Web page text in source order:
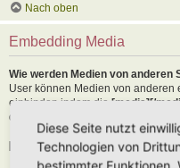
Nach oben
Embedding Media
Wie werden Medien von anderen
User können Medien von
einbinden indem die [media][/
der erlaubten Seite in den Text
[media]https://youtu.be/
Diese Seite nutzt
Technologien von